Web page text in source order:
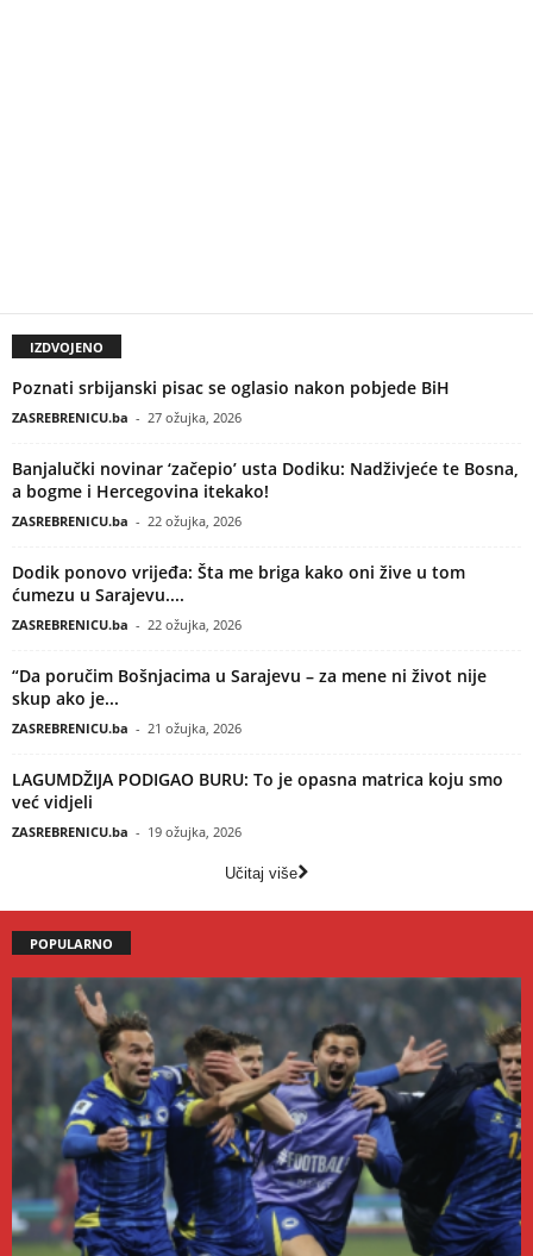
IZDVOJENO
Poznati srbijanski pisac se oglasio nakon pobjede BiH
ZASREBRENICU.ba - 27 ožujka, 2026
Banjalučki novinar ‘začepio’ usta Dodiku: Nadživjeće te Bosna,
a bogme i Hercegovina itekako!
ZASREBRENICU.ba - 22 ožujka, 2026
Dodik ponovo vrijeđa: Šta me briga kako oni žive u tom
ćumezu u Sarajevu....
ZASREBRENICU.ba - 22 ožujka, 2026
“Da poručim Bošnjacima u Sarajevu – za mene ni život nije
skup ako je...
ZASREBRENICU.ba - 21 ožujka, 2026
LAGUMDŽIJA PODIGAO BURU: To je opasna matrica koju smo
već vidjeli
ZASREBRENICU.ba - 19 ožujka, 2026
Učitaj više
POPULARNO